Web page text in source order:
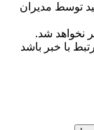
توسط مدیران
نخواهد شد.
با خبر باشد